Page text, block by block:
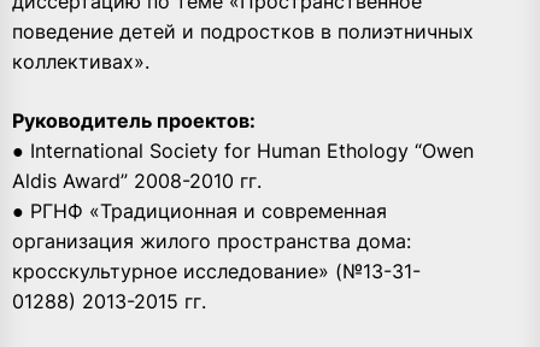
поведение детей и подростков в полиэтничных
коллективах».
Руководитель проектов:
● International Society for Human Ethology “Owen
Aldis Award” 2008-2010 гг.
● РГНФ «Традиционная и современная
организация жилого пространства дома:
кросскультурное исследование» (№13-31-
01288) 2013-2015 гг.